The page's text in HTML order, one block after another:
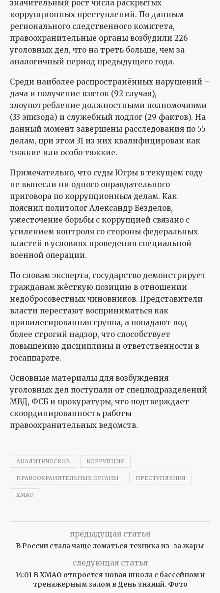
значительный рост числа раскрытых
коррупционных преступлений. По данным
регионального следственного комитета,
правоохранительные органы возбудили 226
уголовных дел, что на треть больше, чем за
аналогичный период предыдущего года.
Среди наиболее распространённых нарушений –
дача и получение взяток (92 случая),
злоупотребление должностными полномочиями
(33 эпизода) и служебный подлог (29 фактов). На
данный момент завершены расследования по 55
делам, при этом 31 из них квалифицирован как
тяжкие или особо тяжкие.
Примечательно, что суды Югры в текущем году
не вынесли ни одного оправдательного
приговора по коррупционным делам. Как
пояснил политолог Александр Безделов,
ужесточение борьбы с коррупцией связано с
усилением контроля со стороны федеральных
властей в условиях проведения специальной
военной операции.
По словам эксперта, государство демонстрирует
гражданам жёсткую позицию в отношении
недобросовестных чиновников. Представители
власти перестают восприниматься как
привилегированная группа, а попадают под
более строгий надзор, что способствует
повышению дисциплины и ответственности в
госаппарате.
Основные материалы для возбуждения
уголовных дел поступали от спецподразделений
МВД, ФСБ и прокуратуры, что подтверждает
скоординированность работы
правоохранительных ведомств.
АНАЛИТИЧЕСКОЕ КОРРУПЦИЯ
ПРАВООХРАНИТЕЛЬНЫЕ ОРГАНЫ ПРЕСТУПЛЕНИЯ
ХМАО
предыдущая статья
В России стала чаще ломаться техника из-за жары
следующая статья
14:01 В ХМАО откроется новая школа с бассейном и
тренажерным залом в День знаний. Фото